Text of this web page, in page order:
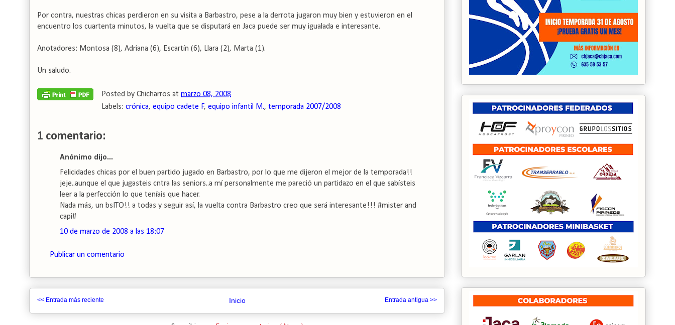
Por contra, nuestras chicas perdieron en su visita a Barbastro, pese a la derrota jugaron muy bien y estuvieron en el
encuentro los cuartenta minutos, la vuelta que se disputará en Jaca puede ser muy igualada e interesante.
Anotadores: Montosa (8), Adriana (6), Escartín (6), Llara (2), Marta (1).
Un saludo.
Posted by Chicharros at marzo 08, 2008
Labels: crónica, equipo cadete F, equipo infantil M., temporada 2007/2008
1 comentario:
Anónimo dijo...
Felicidades chicas por el buen partido jugado en Barbastro, por lo que me dijeron el mejor de la temporada!!
jeje..aunque el que jugasteis cntra las seniors..a mí personalmente me pareció un partidazo en el que sabísteis
leer a la perfección lo que teníais que hacer.
Nada más, un bsITO!! a todas y seguir así, la vuelta contra Barbastro creo que será interesante!!! #mister and
capi#
10 de marzo de 2008 a las 18:07
Publicar un comentario
<< Entrada más reciente Entrada antigua >>
Inicio